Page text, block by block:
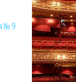
№ 9